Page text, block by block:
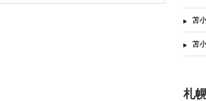
苫
苫
札